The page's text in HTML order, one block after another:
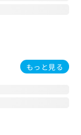
もっと見る